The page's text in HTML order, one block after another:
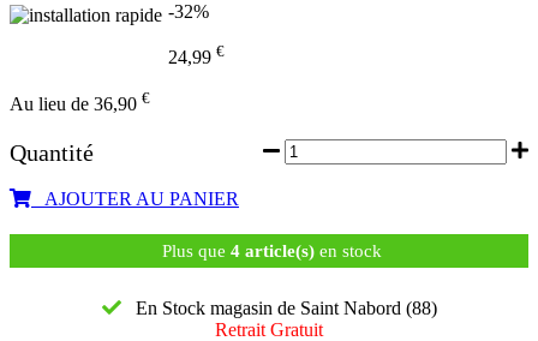
-32%
24,99 €
Au lieu de 36,90 €
Quantité
AJOUTER AU PANIER
Plus que 4 article(s)en stock
En Stock magasin de Saint Nabord (88)
Retrait Gratuit